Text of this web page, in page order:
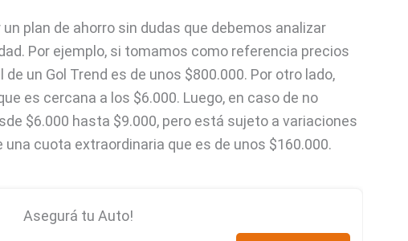
plan de ahorro sin dudas que debemos analizar
Por ejemplo, si tomamos como referencia precios
un Gol Trend es de unos $800.000. Por otro lado,
es cercana a los $6.000. Luego, en caso de no
$6.000 hasta $9.000, pero está sujeto a variaciones
cuota extraordinaria que es de unos $160.000.
Asegurá tu Auto!